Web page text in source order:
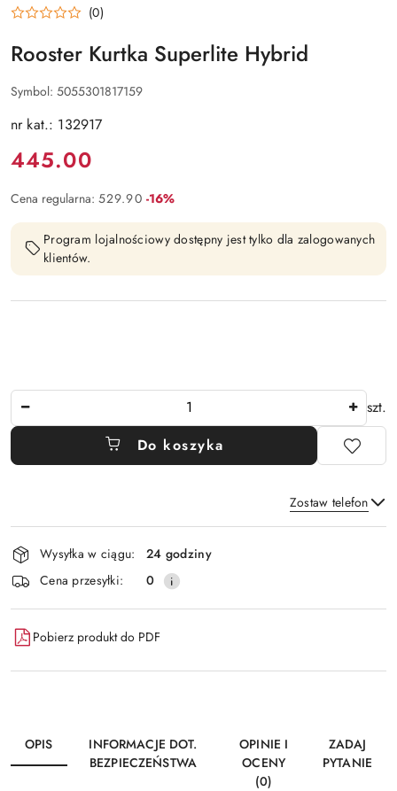
(0)
Rooster Kurtka Superlite Hybrid
Symbol: 5055301817159
nr kat.: 132917
Cena:
445.00
Cena regularna: 529.90 Rabat:
-16%
Program lojalnościowy dostępny jest tylko dla zalogowanych
klientów.
szt.
Do koszyka
Zostaw telefon
Wyślij
Dostępność
i
dostawa
Wysyłka w ciągu:
24 godziny
Cena przesyłki:
0
Pobierz produkt do PDF
OPIS
INFORMACJE DOT.
BEZPIECZEŃSTWA
OPINIE I
OCENY
(0)
ZADAJ
PYTANIE